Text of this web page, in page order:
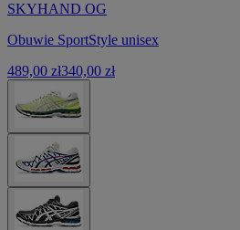
SKYHAND OG
Obuwie SportStyle unisex
489,00 zł340,00 zł